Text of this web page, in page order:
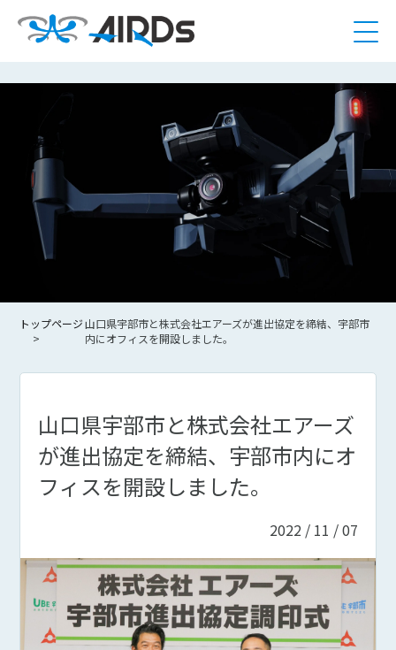
トップページ山口県宇部市と株式会社エアーズが進出協定を締結、宇部市
内にオフィスを開設しました。
山口県宇部市と株式会社エアーズ
が進出協定を締結、宇部市内にオ
フィスを開設しました。
2022 / 11 / 07